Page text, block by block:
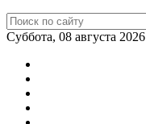
Суббота, 08 августа 2026